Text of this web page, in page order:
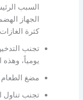
السبب
الجهاز
كثرة
تجنب
يومياً،
مضغ
تجنب تناول